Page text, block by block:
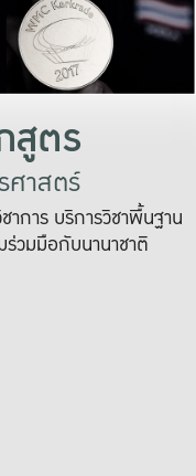
เปลี่ยนแปลง แล
เพื่อทำง
ระบบสารสนเทศ
สูตร
ศาสตร์
การ บริการวิชาพื้นฐาน
ร่วมมือกับนานาชาติ